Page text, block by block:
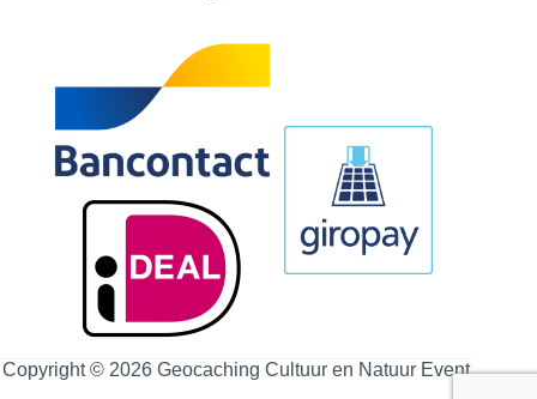
Copyright © 2026 Geocaching Cultuur en Natuur Event